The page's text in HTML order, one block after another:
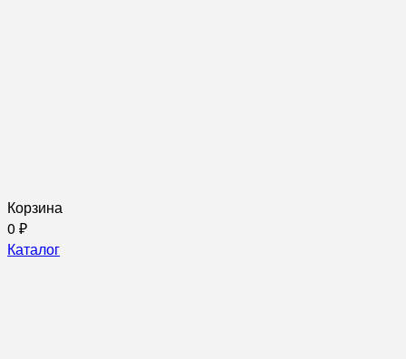
Корзина
0 ₽
Каталог